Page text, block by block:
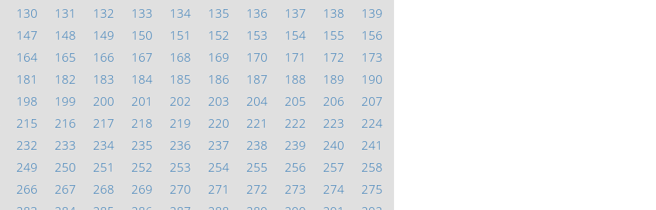
130 131 132 133 134 135 136 137 138
139
147 148 149 150 151 152 153 154 155
156
164 165 166 167 168 169 170 171 172
173
181 182 183 184 185 186 187 188 189
190
198 199 200 201 202 203 204 205 206
207
215 216 217 218 219 220 221 222 223
224
232 233 234 235 236 237 238 239 240
241
249 250 251 252 253 254 255 256 257
258
266 267 268 269 270 271 272 273 274
275